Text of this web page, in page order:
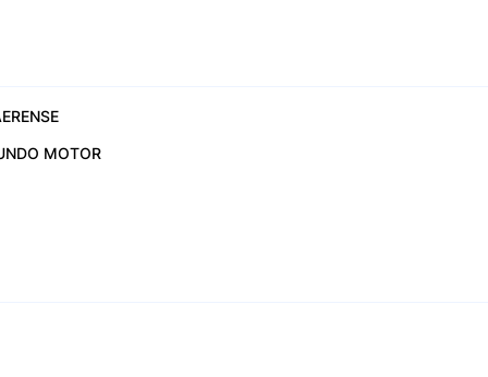
MOTOR